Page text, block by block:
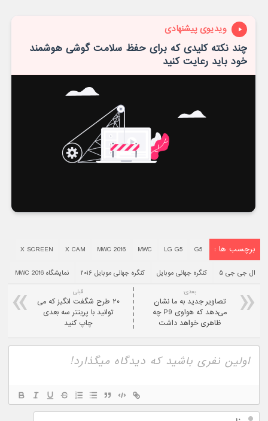
ویدیوی پیشنهادی
چند نکته کلیدی که برای حفظ سلامت گوشی هوشمند
خود باید رعایت کنید
برچسب ها : G5
LG G5
MWC
MWC 2016
X CAM
X SCREEN
ال جی جی ۵ کنگره جهانی موبایل کنگره جهانی موبایل ۲۰۱۶ نمایشگاه MWC 2016
قبلی
۲۰ طرح شگفت انگیز که می
توانید با پرینتر سه بعدی
چاپ کنید
بعدی:
تصاویر جدید به ما نشان
می‌دهد که هواوی P9 چه
ظاهری خواهد داشت
نام